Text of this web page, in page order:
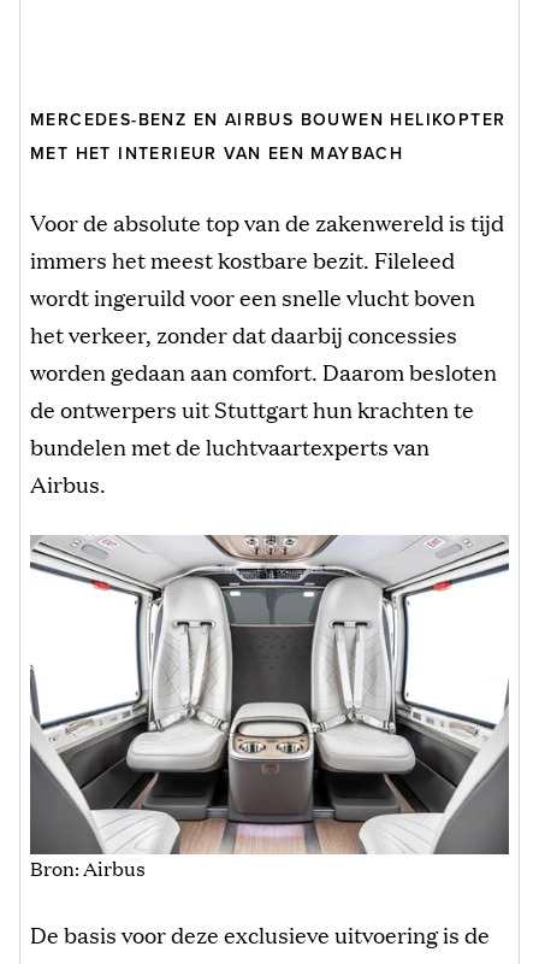
MERCEDES-BENZ EN AIRBUS BOUWEN HELIKOPTER
MET HET INTERIEUR VAN EEN MAYBACH
Voor de absolute top van de zakenwereld is tijd
immers het meest kostbare bezit. Fileleed
wordt ingeruild voor een snelle vlucht boven
het verkeer, zonder dat daarbij concessies
worden gedaan aan comfort. Daarom besloten
de ontwerpers uit Stuttgart hun krachten te
bundelen met de luchtvaartexperts van
Airbus.
Bron: Airbus
De basis voor deze exclusieve uitvoering is de